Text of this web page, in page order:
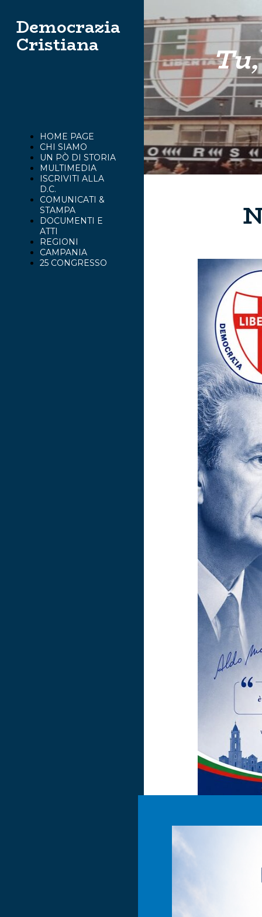
Democrazia
Cristiana
HOME PAGE
CHI SIAMO
UN PÒ DI STORIA
MULTIMEDIA
ISCRIVITI ALLA
D.C.
COMUNICATI &
STAMPA
DOCUMENTI E
ATTI
REGIONI
CAMPANIA
25 CONGRESSO